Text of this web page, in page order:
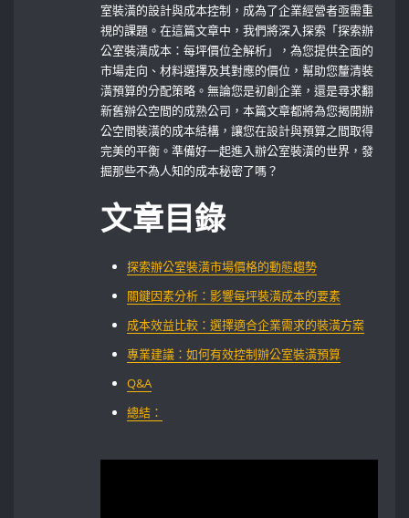
室裝潢的設計與成本控制，成為了企業經營者亟需重
視的課題。在這篇文章中，我們將深入探索「探索辦
公室裝潢成本：每坪價位全解析」，為您提供全面的
市場走向、材料選擇及其對應的價位，幫助您釐清裝
潢預算的分配策略。無論您是初創企業，還是尋求翻
新舊辦公空間的成熟公司，本篇文章都將為您揭開辦
公空間裝潢的成本結構，讓您在設計與預算之間取得
完美的平衡。準備好一起進入辦公室裝潢的世界，發
掘那些不為人知的成本秘密了嗎？
文章目錄
探索辦公室裝潢市場價格的動態趨勢
關鍵因素分析：影響每坪裝潢成本的要素
成本效益比較：選擇適合企業需求的裝潢方案
專業建議：如何有效控制辦公室裝潢預算
Q&A
總結：